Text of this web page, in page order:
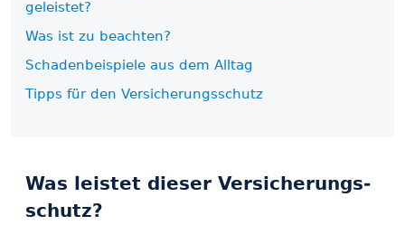
geleistet?
Was ist zu beachten?
Schadenbeispiele aus dem Alltag
Tipps für den Versicherungs­schutz
Was leistet dieser Versicherungs­
schutz?